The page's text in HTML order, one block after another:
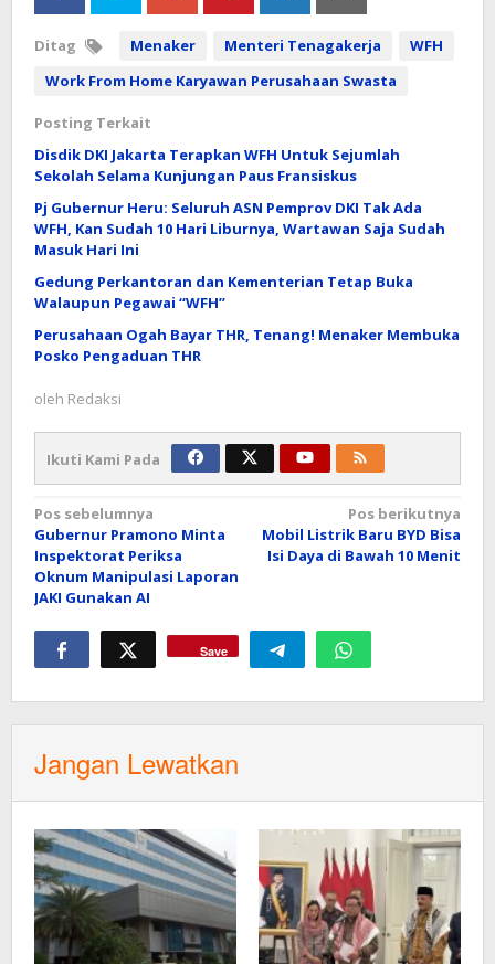
Ditag Menaker Menteri Tenagakerja
WFH
Work From Home Karyawan Perusahaan Swasta
Posting Terkait
Disdik DKI Jakarta Terapkan WFH Untuk Sejumlah
Sekolah Selama Kunjungan Paus Fransiskus
Pj Gubernur Heru: Seluruh ASN Pemprov DKI Tak Ada
WFH, Kan Sudah 10 Hari Liburnya, Wartawan Saja Sudah
Masuk Hari Ini
Gedung Perkantoran dan Kementerian Tetap Buka
Walaupun Pegawai “WFH”
Perusahaan Ogah Bayar THR, Tenang! Menaker Membuka
Posko Pengaduan THR
oleh Redaksi
Ikuti Kami Pada
Navigasi
pos
Pos sebelumnya
Gubernur Pramono Minta
Inspektorat Periksa
Oknum Manipulasi Laporan
JAKI Gunakan AI
Pos berikutnya
Mobil Listrik Baru BYD Bisa
Isi Daya di Bawah 10 Menit
Save
Jangan Lewatkan